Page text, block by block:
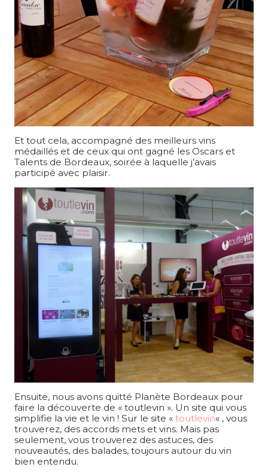
Et tout cela, accompagné des meilleurs vins
médaillés et de ceux qui ont gagné les Oscars et
Talents de Bordeaux, soirée à laquelle j’avais
participé avec plaisir.
Ensuite, nous avons quitté Planète Bordeaux pour
faire la découverte de « toutlevin ». Un site qui vous
simplifie la vie et le vin ! Sur le site « toutlevin« , vous
trouverez, des accords mets et vins. Mais pas
seulement, vous trouverez des astuces, des
nouveautés, des balades, toujours autour du vin
bien entendu.